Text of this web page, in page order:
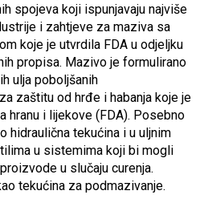
spojeva koji ispunjavaju najviše
i zahtjeve za maziva sa
koje je utvrdila FDA u odjeljku
propisa. Mazivo je formulirano
ulja poboljšanih
zaštitu od hrđe i habanja koje je
hranu i lijekove (FDA). Posebno
hidraulična tekućina i u uljnim
u sistemima koji bi mogli
u slučaju curenja.
tekućina za podmazivanje.